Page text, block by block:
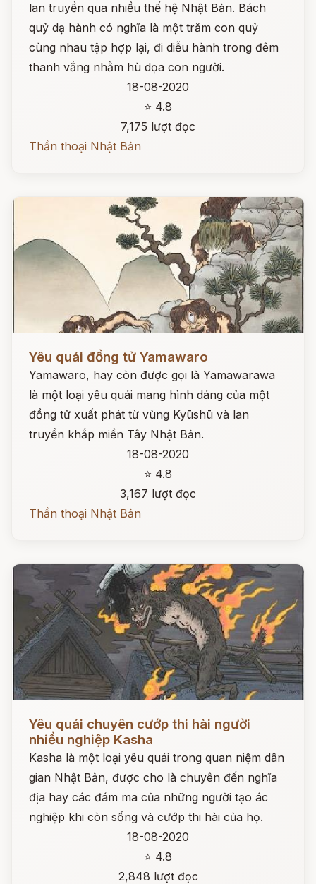
lan truyền qua nhiều thế hệ Nhật Bản. Bách
quỷ dạ hành có nghĩa là một trăm con quỷ
cùng nhau tập hợp lại, đi diễu hành trong đêm
thanh vắng nhằm hù dọa con người.
18-08-2020
⭐ 4.8
7,175 lượt đọc
Thần thoại Nhật Bản
Yêu quái đồng tử Yamawaro
Yamawaro, hay còn được gọi là Yamawarawa
là một loại yêu quái mang hình dáng của một
đồng tử xuất phát từ vùng Kyūshū và lan
truyền khắp miền Tây Nhật Bản.
18-08-2020
⭐ 4.8
3,167 lượt đọc
Thần thoại Nhật Bản
Yêu quái chuyên cướp thi hài người
nhiều nghiệp Kasha
Kasha là một loại yêu quái trong quan niệm dân
gian Nhật Bản, được cho là chuyên đến nghĩa
địa hay các đám ma của những người tạo ác
nghiệp khi còn sống và cướp thi hài của họ.
18-08-2020
⭐ 4.8
2,848 lượt đọc